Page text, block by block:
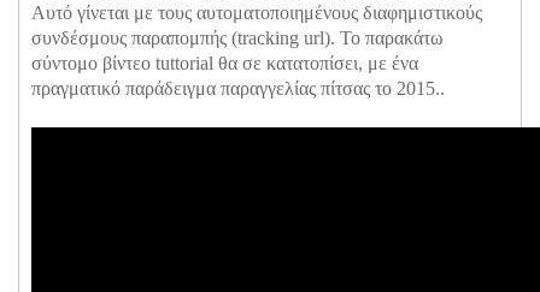
Αυτό γίνεται με τους αυτοματοποιημένους διαφημιστικούς
συνδέσμους παραπομπής (tracking url). Το παρακάτω
σύντομο βίντεο tuttorial θα σε κατατοπίσει, με ένα
πραγματικό παράδειγμα παραγγελίας πίτσας το 2015..